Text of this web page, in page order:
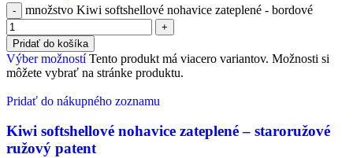
množstvo Kiwi softshellové nohavice zateplené - bordové
Pridať do košíka
Výber možností Tento produkt má viacero variantov. Možnosti si
môžete vybrať na stránke produktu.
Pridať do nákupného zoznamu
Kiwi softshellové nohavice zateplené – staroružové
ružový patent